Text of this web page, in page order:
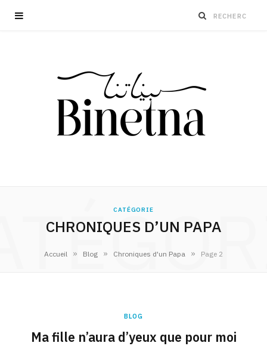
CATÉGORIE
CHRONIQUES D’UN PAPA
Accueil » Blog » Chroniques d'un Papa » Page 2
BLOG
Ma fille n’aura d’yeux que pour moi